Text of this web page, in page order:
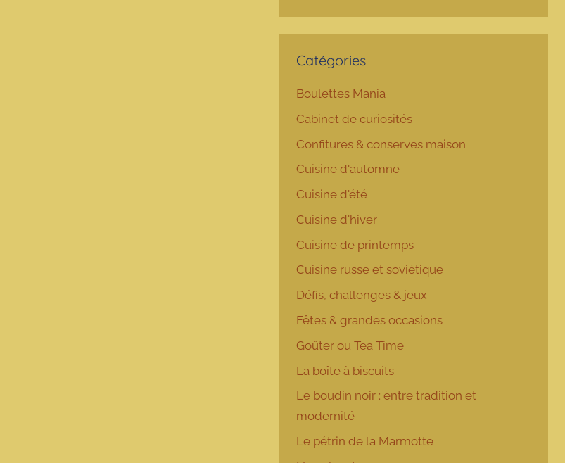
Catégories
Boulettes Mania
Cabinet de curiosités
Confitures & conserves maison
Cuisine d'automne
Cuisine d'été
Cuisine d'hiver
Cuisine de printemps
Cuisine russe et soviétique
Défis, challenges & jeux
Fêtes & grandes occasions
Goûter ou Tea Time
La boîte à biscuits
Le boudin noir : entre tradition et
modernité
Le pétrin de la Marmotte